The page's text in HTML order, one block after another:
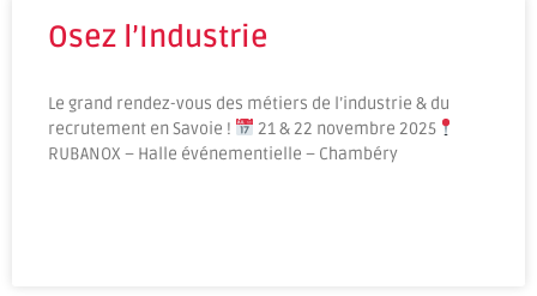
Osez l’Industrie
Le grand rendez-vous des métiers de l’industrie & du
recrutement en Savoie !
21 & 22 novembre 2025
RUBANOX – Halle événementielle – Chambéry